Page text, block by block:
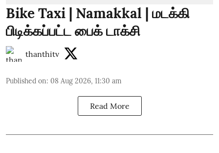
Bike Taxi | Namakkal | மடக்கி
பிடிக்கப்பட்ட பைக் டாக்சி
thanthitv
Published on: 08 Aug 2026, 11:30 am
Read More